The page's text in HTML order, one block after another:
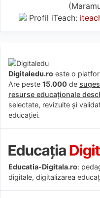
Profil iTeach:
Digitaledu.ro este o
Are peste 15.000 de
resurse educaționale
selectate, revizuite și
educației.
Educatia-Digitala.ro:
digitale, digitalizarea